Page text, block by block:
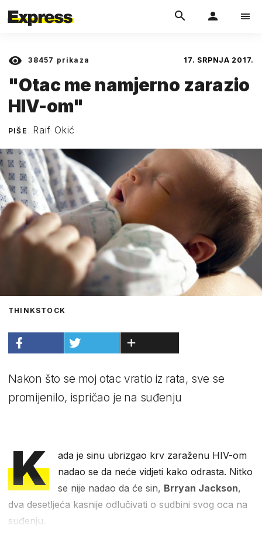
38457 prikaza 17. SRPNJA 2017.
"Otac me namjerno zarazio
HIV-om"
PIŠE Raif Okić
THINKSTOCK
Nakon što se moj otac vratio iz rata, sve se
promijenilo, ispričao je na suđenju
K
ada je sinu ubrizgao krv zaraženu HIV-om
nadao se da neće vidjeti kako odrasta. Nitko
se nije nadao da će sin, Brryan Jackson,
dva desetljeća kasnije odlučivati o sudbini svog oca na
suđenju.